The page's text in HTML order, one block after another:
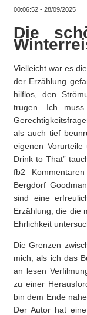
00:06:52 - 28/09/2025
Die
Vielleicht war es
der Erzählung
hilflos, den
trugen. Ich
als auch tief
eigenen Vorurteile
Drink to That”
fb2
Bergdorf
sind eine
Erzählung, die die
Ehrlichkeit
Die Grenzen
mich, als ich das
an lesen
zu einer
bin dem Ende
Der Autor hat